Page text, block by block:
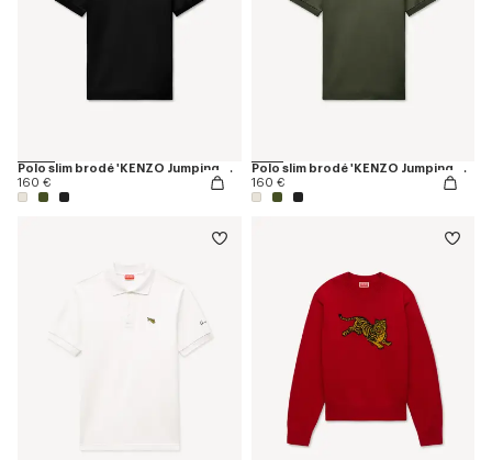
Polo slim brodé 'KENZO Jumping Tiger' en coton
160 €
Polo slim brodé 'KENZO Jumping Tiger' en coton
160 €